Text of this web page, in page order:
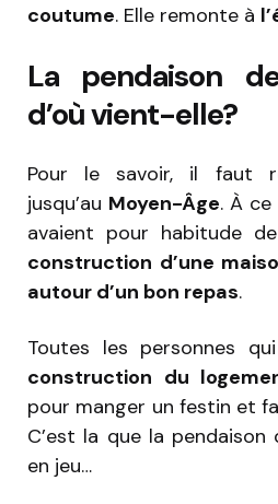
coutume. Elle remonte à
La pendaison
d’où vient-elle?
Pour le savoir, il faut
jusqu’au Moyen-Âge. À
avaient pour habitude de
construction d’une
autour d’un bon repas.
Toutes les personnes
construction du
pour manger un festin et
C’est la que la
en jeu…